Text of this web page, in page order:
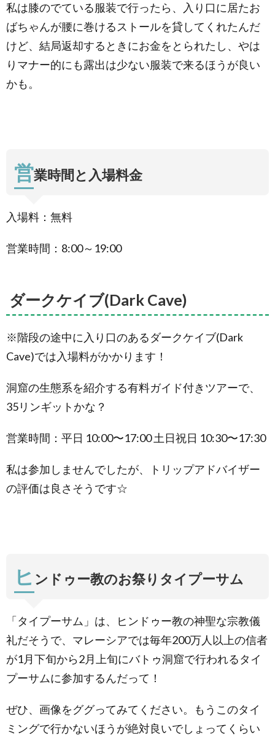
私は膝のでている服装で行ったら、入り口に居たお
ばちゃんが腰に巻けるストールを貸してくれたんだ
けど、結局返却するときにお金をとられたし、やは
りマナー的にも露出は少ない服装で来るほうが良い
かも。
営業時間と入場料金
入場料：無料
営業時間：8:00～19:00
ダークケイブ(Dark Cave)
※階段の途中に入り口のあるダークケイブ(Dark
Cave)では入場料がかかります！
洞窟の生態系を紹介する有料ガイド付きツアーで、
35リンギットかな？
営業時間：平日 10:00〜17:00 土日祝日 10:30〜17:30
私は参加しませんでしたが、トリップアドバイザー
の評価は良さそうです☆
ヒ ンドゥー教のお祭りタイプーサム
「タイプーサム」は、ヒンドゥー教の神聖な宗教儀
礼だそうで、マレーシアでは毎年200万人以上の信者
が1月下旬から2月上旬にバトゥ洞窟で行われるタイ
プーサムに参加するんだって！
ぜひ、画像をググってみてください。もうこのタイ
ミングで行かないほうが絶対良いでしょってくらい